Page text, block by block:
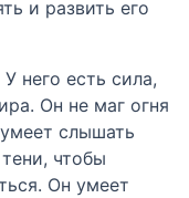
и развить его
него есть сила,
Он не маг огня
слышать
чтобы
Он умеет